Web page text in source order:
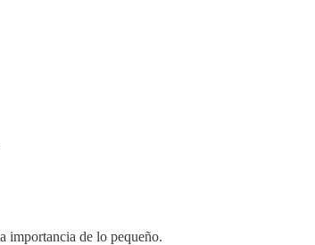
importancia de lo pequeño.